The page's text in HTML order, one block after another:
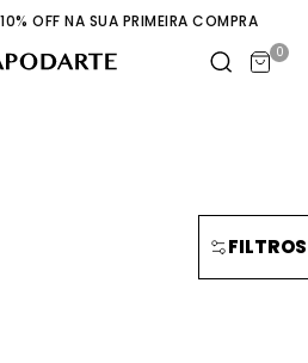
OFF NA SUA PRIMEIRA COMPRA
0
FILTROS